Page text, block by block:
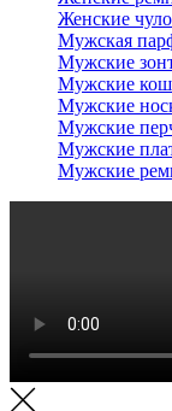
Женские
Мужская
Мужские
Мужские
Мужские
Мужские
Мужские
Мужские